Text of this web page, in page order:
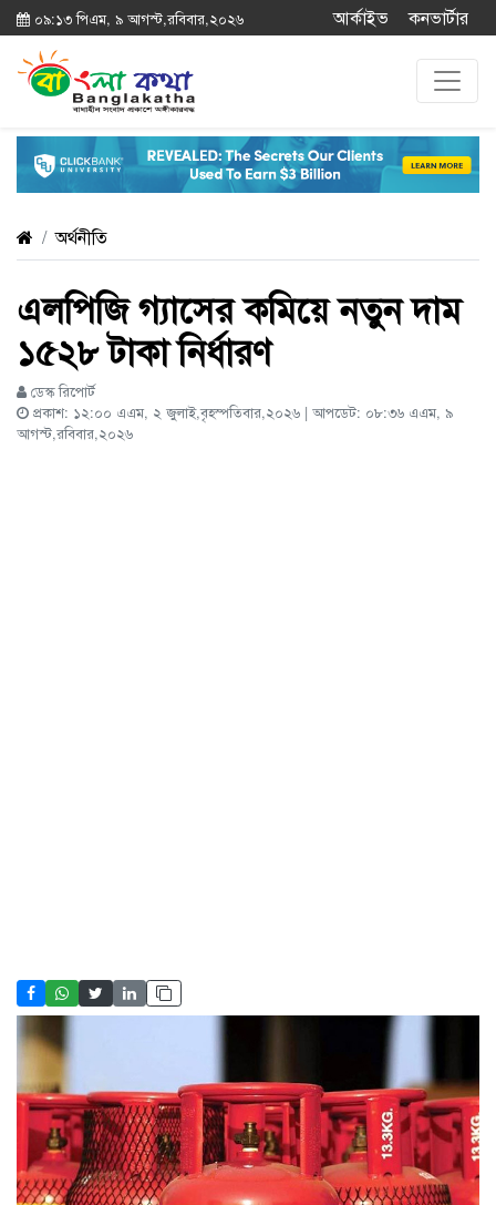
০৯:১৩ পিএম, ৯ আগস্ট,রবিবার,২০২৬ আর্কাইভ কনভার্টার
অর্থনীতি
এলপিজি গ্যাসের কমিয়ে নতুন দাম
১৫২৮ টাকা নির্ধারণ
ডেস্ক রিপোর্ট
প্রকাশ: ১২:০০ এএম, ২ জুলাই,বৃহস্পতিবার,২০২৬ | আপডেট: ০৮:৩৬ এএম, ৯
আগস্ট,রবিবার,২০২৬